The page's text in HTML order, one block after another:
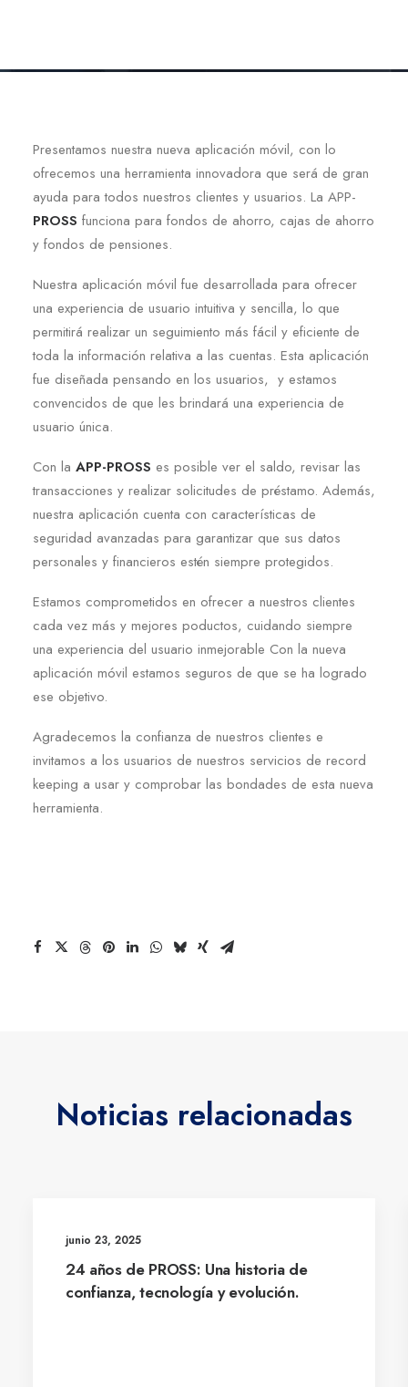
Presentamos nuestra nueva aplicación móvil, con lo
ofrecemos una herramienta innovadora que será de gran
ayuda para todos nuestros clientes y usuarios. La APP-
PROSS funciona para fondos de ahorro, cajas de ahorro
y fondos de pensiones.
Nuestra aplicación móvil fue desarrollada para ofrecer
una experiencia de usuario intuitiva y sencilla, lo que
permitirá realizar un seguimiento más fácil y eficiente de
toda la información relativa a las cuentas. Esta aplicación
fue diseñada pensando en los usuarios, y estamos
convencidos de que les brindará una experiencia de
usuario única.
Con la APP-PROSS es posible ver el saldo, revisar las
transacciones y realizar solicitudes de préstamo. Además,
nuestra aplicación cuenta con características de
seguridad avanzadas para garantizar que sus datos
personales y financieros estén siempre protegidos.
Estamos comprometidos en ofrecer a nuestros clientes
cada vez más y mejores poductos, cuidando siempre
una experiencia del usuario inmejorable Con la nueva
aplicación móvil estamos seguros de que se ha logrado
ese objetivo.
Agradecemos la confianza de nuestros clientes e
invitamos a los usuarios de nuestros servicios de record
keeping a usar y comprobar las bondades de esta nueva
herramienta.
Noticias relacionadas
junio 23, 2025
24 años de PROSS: Una historia de
confianza, tecnología y evolución.